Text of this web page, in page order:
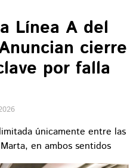
Línea A del
cierre
por falla
únicamente entre las
en ambos sentidos